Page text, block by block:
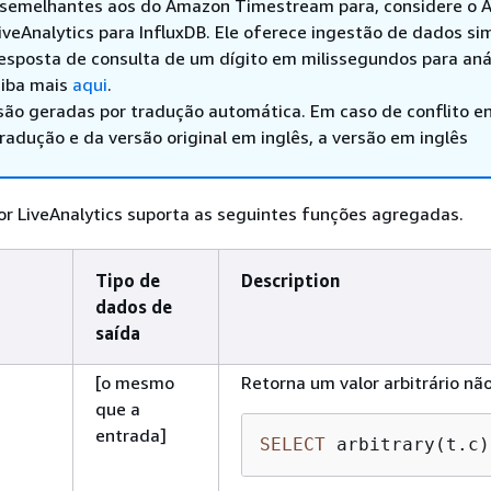
aos do Amazon Timestream para, considere o
para InfluxDB. Ele oferece ingestão de dados
de consulta de um dígito em milissegundos para
mais aqui.
geradas por tradução automática. Em caso de conflito
e da versão original em inglês, a versão em inglês
LiveAnalytics suporta as seguintes funções agregadas.
Tipo de
dados de
saída
Description
[o mesmo
que a
entrada]
Retorna um valor arbitrário
SELECT